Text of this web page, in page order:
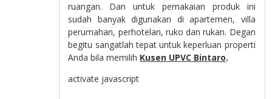
ruangan. Dan untuk pemakaian produk ini
sudah banyak digunakan di apartemen, villa
perumahan, perhotelan, ruko dan rukan. Degan
begitu sangatlah tepat untuk keperluan properti
Anda bila memilih Kusen UPVC Bintaro.
activate javascript